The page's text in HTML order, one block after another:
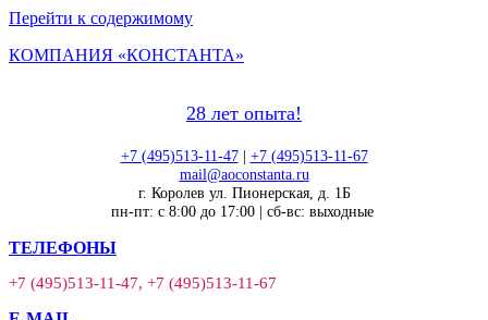
Перейти к содержимому
КОМПАНИЯ «КОНСТАНТА»
28 лет опыта!
+7 (495)513-11-47| +7 (495)513-11-67
mail@aoconstanta.ru
г. Королев ул. Пионерская, д. 1Б
пн-пт: с 8:00 до 17:00 | сб-вс: выходные
ТЕЛЕФОНЫ
+7 (495)513-11-47, +7 (495)513-11-67